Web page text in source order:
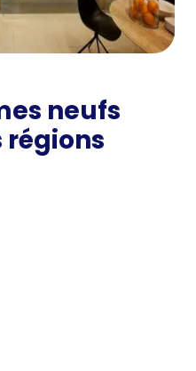
neufs
régions